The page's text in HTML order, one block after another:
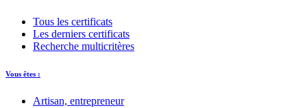
Tous les certificats
Les derniers certificats
Recherche multicritères
Vous êtes :
Artisan, entrepreneur